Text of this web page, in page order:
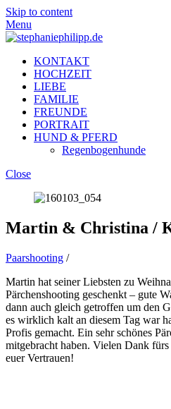
Skip to content
Menu
KONTAKT
HOCHZEIT
LIEBE
FAMILIE
FREUNDE
PORTRAIT
HUND & PFERD
Regenbogenhunde
Close
Martin & Christina /
Paarshooting /
Martin hat seiner Liebsten zu
Pärchenshooting geschenkt – gute
dann auch gleich getroffen um den
es wirklich kalt an diesem Tag war
Profis gemacht. Ein sehr schönes
mitgebracht haben. Vielen Dank
euer Vertrauen!